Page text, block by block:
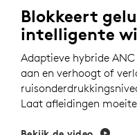
Blokkeert
intelligente
Adaptieve hybride
aan en verhoogt of
Laat afleidingen